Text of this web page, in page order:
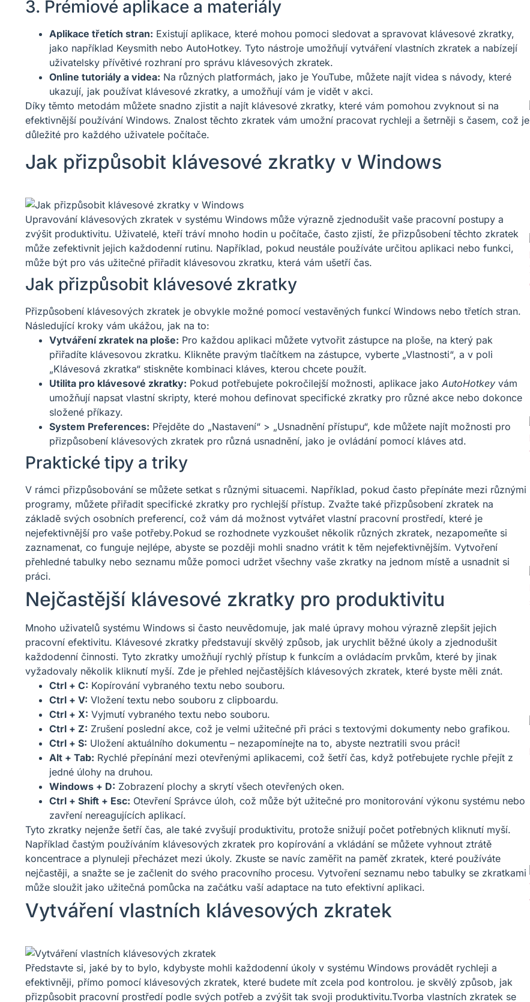
3. Prémiové aplikace a materiály
Aplikace třetích stran: Existují aplikace, které mohou pomoci sledovat a spravovat klávesové zkratky,
jako například Keysmith nebo AutoHotkey. Tyto nástroje umožňují vytváření vlastních zkratek a nabízejí
uživatelsky přívětivé rozhraní pro správu klávesových zkratek.
Online tutoriály a videa: Na různých platformách, jako je YouTube, můžete najít videa s návody, které
ukazují, jak používat klávesové zkratky, a umožňují vám je vidět v akci.
Díky těmto metodám můžete snadno zjistit a najít klávesové zkratky, které vám pomohou zvyknout si na
efektivnější používání Windows. Znalost těchto zkratek vám umožní pracovat rychleji a šetrněji s časem, což je
důležité pro každého uživatele počítače.
Jak přizpůsobit klávesové zkratky v Windows
Upravování klávesových zkratek v systému Windows může výrazně zjednodušit vaše pracovní postupy a
zvýšit produktivitu. Uživatelé, kteří tráví mnoho hodin u počítače, často zjistí, že přizpůsobení těchto zkratek
může zefektivnit jejich každodenní rutinu. Například, pokud neustále používáte určitou aplikaci nebo funkci,
může být pro vás užitečné přiřadit klávesovou zkratku, která vám ušetří čas.
Jak přizpůsobit klávesové zkratky
Přizpůsobení klávesových zkratek je obvykle možné pomocí vestavěných funkcí Windows nebo třetích stran.
Následující kroky vám ukážou, jak na to:
Vytváření zkratek na ploše: Pro každou aplikaci můžete vytvořit zástupce na ploše, na který pak
přiřadíte klávesovou zkratku. Klikněte pravým tlačítkem na zástupce, vyberte „Vlastnosti“, a v poli
„Klávesová zkratka“ stiskněte kombinaci kláves, kterou chcete použít.
Utilita pro klávesové zkratky: Pokud potřebujete pokročilejší možnosti, aplikace jako AutoHotkey vám
umožňují napsat vlastní skripty, které mohou definovat specifické zkratky pro různé akce nebo dokonce
složené příkazy.
System Preferences: Přejděte do „Nastavení“ > „Usnadnění přístupu“, kde můžete najít možnosti pro
přizpůsobení klávesových zkratek pro různá usnadnění, jako je ovládání pomocí kláves atd.
Praktické tipy a triky
V rámci přizpůsobování se můžete setkat s různými situacemi. Například, pokud často přepínáte mezi různými
programy, můžete přiřadit specifické zkratky pro rychlejší přístup. Zvažte také přizpůsobení zkratek na
základě svých osobních preferencí, což vám dá možnost vytvářet vlastní pracovní prostředí, které je
nejefektivnější pro vaše potřeby.Pokud se rozhodnete vyzkoušet několik různých zkratek, nezapomeňte si
zaznamenat, co funguje nejlépe, abyste se později mohli snadno vrátit k těm nejefektivnějším. Vytvoření
přehledné tabulky nebo seznamu může pomoci udržet všechny vaše zkratky na jednom místě a usnadnit si
práci.
Nejčastější klávesové zkratky pro produktivitu
Mnoho uživatelů systému Windows si často neuvědomuje, jak malé úpravy mohou výrazně zlepšit jejich
pracovní efektivitu. Klávesové zkratky představují skvělý způsob, jak urychlit běžné úkoly a zjednodušit
každodenní činnosti. Tyto zkratky umožňují rychlý přístup k funkcím a ovládacím prvkům, které by jinak
vyžadovaly několik kliknutí myší. Zde je přehled nejčastějších klávesových zkratek, které byste měli znát.
Ctrl + C: Kopírování vybraného textu nebo souboru.
Ctrl + V: Vložení textu nebo souboru z clipboardu.
Ctrl + X: Vyjmutí vybraného textu nebo souboru.
Ctrl + Z: Zrušení poslední akce, což je velmi užitečné při práci s textovými dokumenty nebo grafikou.
Ctrl + S: Uložení aktuálního dokumentu – nezapomínejte na to, abyste neztratili svou práci!
Alt + Tab: Rychlé přepínání mezi otevřenými aplikacemi, což šetří čas, když potřebujete rychle přejít z
jedné úlohy na druhou.
Windows + D: Zobrazení plochy a skrytí všech otevřených oken.
Ctrl + Shift + Esc: Otevření Správce úloh, což může být užitečné pro monitorování výkonu systému nebo
zavření nereagujících aplikací.
Tyto zkratky nejenže šetří čas, ale také zvyšují produktivitu, protože snižují počet potřebných kliknutí myší.
Například častým používáním klávesových zkratek pro kopírování a vkládání se můžete vyhnout ztrátě
koncentrace a plynuleji přecházet mezi úkoly. Zkuste se navíc zaměřit na paměť zkratek, které používáte
nejčastěji, a snažte se je začlenit do svého pracovního procesu. Vytvoření seznamu nebo tabulky se zkratkami
může sloužit jako užitečná pomůcka na začátku vaší adaptace na tuto efektivní aplikaci.
Vytváření vlastních klávesových zkratek
Představte si, jaké by to bylo, kdybyste mohli každodenní úkoly v systému Windows provádět rychleji a
efektivněji, přímo pomocí klávesových zkratek, které budete mít zcela pod kontrolou. je skvělý způsob, jak
přizpůsobit pracovní prostředí podle svých potřeb a zvýšit tak svoji produktivitu.Tvorba vlastních zkratek se